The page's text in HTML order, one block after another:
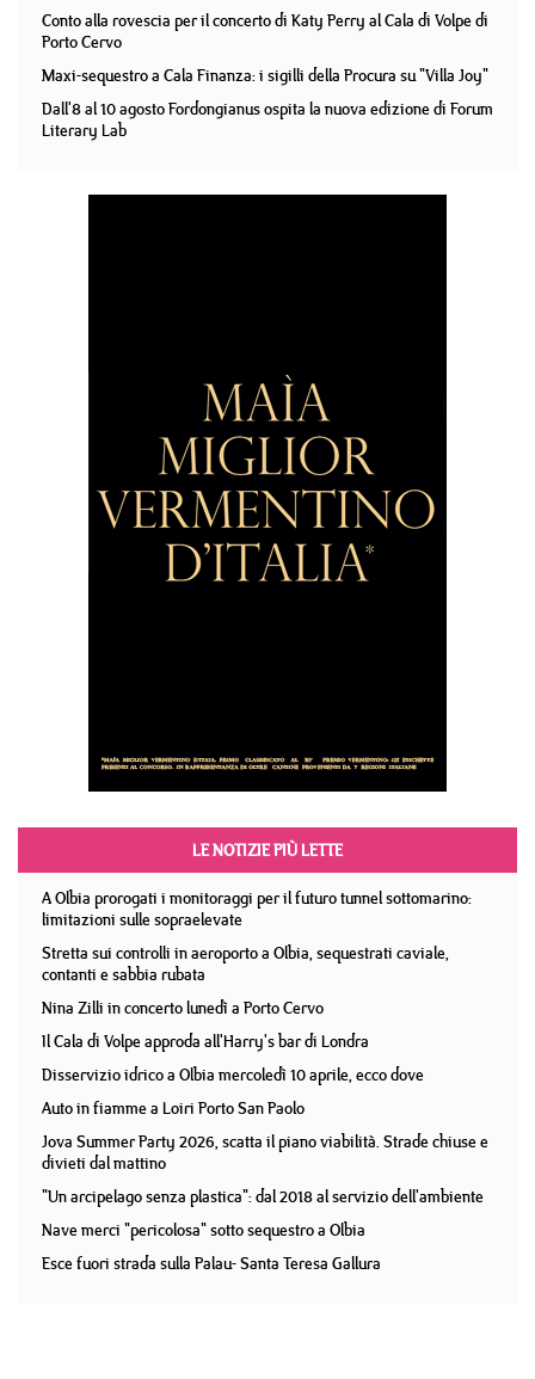
Conto alla rovescia per il concerto di Katy Perry al Cala di Volpe di
Porto Cervo
Maxi-sequestro a Cala Finanza: i sigilli della Procura su "Villa Joy"
Dall'8 al 10 agosto Fordongianus ospita la nuova edizione di Forum
Literary Lab
LE NOTIZIE PIÙ LETTE
A Olbia prorogati i monitoraggi per il futuro tunnel sottomarino:
limitazioni sulle sopraelevate
Stretta sui controlli in aeroporto a Olbia, sequestrati caviale,
contanti e sabbia rubata
Nina Zilli in concerto lunedì a Porto Cervo
Il Cala di Volpe approda all'Harry's bar di Londra
Disservizio idrico a Olbia mercoledì 10 aprile, ecco dove
Auto in fiamme a Loiri Porto San Paolo
Jova Summer Party 2026, scatta il piano viabilità. Strade chiuse e
divieti dal mattino
"Un arcipelago senza plastica": dal 2018 al servizio dell'ambiente
Nave merci "pericolosa" sotto sequestro a Olbia
Esce fuori strada sulla Palau- Santa Teresa Gallura